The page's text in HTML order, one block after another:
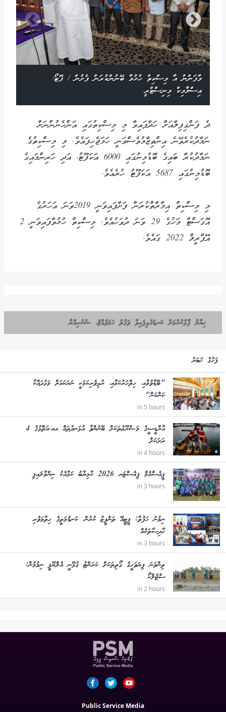
މާފަންނު އާ މިސްކިތް ހުޅުވާ ބޭނުންކުރަން ފެށުން / ފޮޓޯ:
އިސްލާމިކް މިނިސްޓްރީ
ދެ ފަންގިފިލާއަށް ހަދާފައިވާ މި މިސްކިތުގައި އަންހެނުންނަށް
ނަމާދުކުރެވޭނެ އިންތިޒާމުވެސްވަނީ ހަމަޖެހިފައެވެ. މި މިސްކިތުގެ
ނަމާދުކުރާ ބައިގެ ބޮޑުމިނުގައި 6000 އަކަފޫޓު، އަދި ހަރިންމައިގެ
ބޮޑުމިނުގައި 5687 އަކަފޫޓު ހުރެއެވެ.
މި މިސްކިތް އިމާރާތްކުރަން ފަށާފައިވަނީ 2019ވަނަ އަހަރުގެ
އޮގަސްޓް މަހުގެ 29 ވަނަ ދުވަހުއެވެ. މިސްކިތް ހުޅުވާފައިވަނީ 2
އޭޕްރީލް 2022 ގައެވެ.
ޚިޔާލު ފާޅުކުރުމަށް ކަނޑައެޅިފައިވާ ވަގުތު ހަމަވެއްޖެ، ޝުކުރިއްޔާ
ފަހުގެ ޚަބަރު
"ބޮޑާވުމާއި، ހިތްހަރުކަމާއި، ރުޅިވެރިކަމަކީ ނަރަކައަށް މަގުދައްކާ
ކަންކަން"
in 5 hours
އާރްޑީސީގެ މަޝްރޫޢުތަކަށް ބޭނުންވާ އުޅަނދުތައް އއ.އަތޮޅުގެ 4
ރަށަކަށް
in 4 hours
ޕީއެސްއެމް ފިއެސްޓަރ 2026 ކާމިޔާބު ކަމާއެކު ނިންމާލައިފި
in 3 hours
ނިމުނު ހަފުތާ: ޕީޓީއޭ ތަންފީޒު ކުރުން، ކަނޑުމަތީގެ ހިތާމަވެރި
ހާދިސާތަކެއް
in 3 hours
ތިންވަނަ ފިޔަވަހީގެ ގޯތިތަކަށް ކަރަންޓު ގުޅޭނީ އެލްޔޫޕީ ނިމުމުން:
ސްޓެލްކޯ
in 2 hours
Public Service Media